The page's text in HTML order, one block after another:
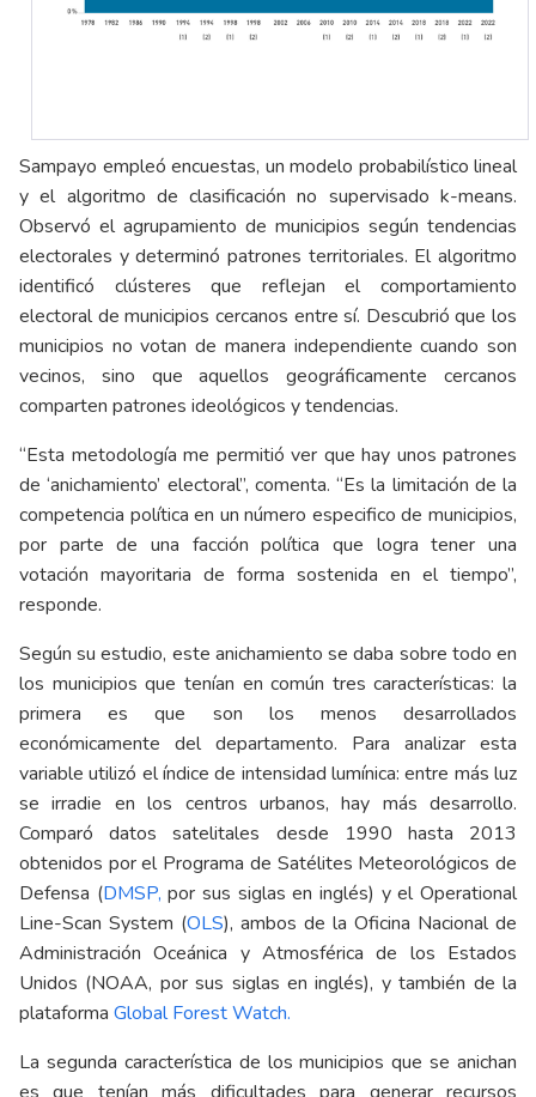
Sampayo empleó encuestas, un modelo probabilístico lineal
y el algoritmo de clasificación no supervisado k-means.
Observó el agrupamiento de municipios según tendencias
electorales y determinó patrones territoriales. El algoritmo
identificó clústeres que reflejan el comportamiento
electoral de municipios cercanos entre sí. Descubrió que los
municipios no votan de manera independiente cuando son
vecinos, sino que aquellos geográficamente cercanos
comparten patrones ideológicos y tendencias.
“Esta metodología me permitió ver que hay unos patrones
de ‘anichamiento’ electoral”, comenta. “Es la limitación de la
competencia política en un número especifico de municipios,
por parte de una facción política que logra tener una
votación mayoritaria de forma sostenida en el tiempo”,
responde.
Según su estudio, este anichamiento se daba sobre todo en
los municipios que tenían en común tres características: la
primera es que son los menos desarrollados
económicamente del departamento. Para analizar esta
variable utilizó el índice de intensidad lumínica: entre más luz
se irradie en los centros urbanos, hay más desarrollo.
Comparó datos satelitales desde 1990 hasta 2013
obtenidos por el Programa de Satélites Meteorológicos de
Defensa (DMSP, por sus siglas en inglés) y el Operational
Line-Scan System (OLS), ambos de la Oficina Nacional de
Administración Oceánica y Atmosférica de los Estados
Unidos (NOAA, por sus siglas en inglés), y también de la
plataforma Global Forest Watch.
La segunda característica de los municipios que se anichan